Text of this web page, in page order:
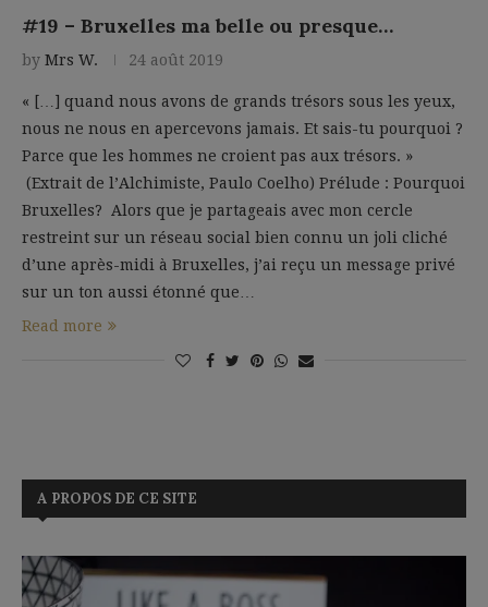
#19 – Bruxelles ma belle ou presque…
by Mrs W. 24 août 2019
« […] quand nous avons de grands trésors sous les yeux,
nous ne nous en apercevons jamais. Et sais-tu pourquoi ?
Parce que les hommes ne croient pas aux trésors. »
(Extrait de l’Alchimiste, Paulo Coelho) Prélude : Pourquoi
Bruxelles? Alors que je partageais avec mon cercle
restreint sur un réseau social bien connu un joli cliché
d’une après-midi à Bruxelles, j’ai reçu un message privé
sur un ton aussi étonné que…
Read more
A PROPOS DE CE SITE